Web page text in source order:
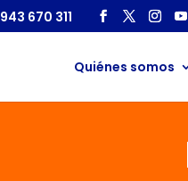
670 311
Quiénes somos